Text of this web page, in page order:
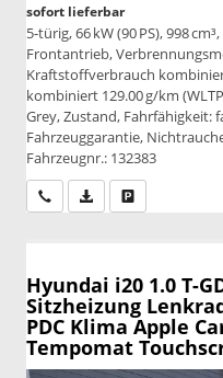
sofort lieferbar
5-türig, 66 kW (90 PS), 998
Frontantrieb,
Kraftstoffverbrauch
kombiniert 129.00 g/km
Grey, Zustand, Fahrfähigkeit:
Fahrzeuggarantie,
Fahrzeugnr.: 132383
Wir rufen Sie an
PDF-Datei,
Hyundai i20 1.0 T-
Sitzheizung
PDC Klima Apple
Tempomat